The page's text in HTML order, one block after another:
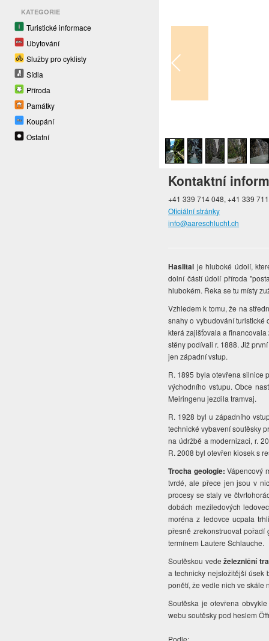
KATEGORIE
Turistické informace
Ubytování
Služby pro cyklisty
Sídla
Příroda
Památky
Koupání
Ostatní
Kontaktní
+41 339 714 048, +41 339
Oficiální stránky
info@aareschlucht.ch
Haslital je hluboké údolí,
dolní částí údolí příroda
hlubokém. Řeka se tu místy
Vzhledem k tomu, že na
snahy o vybudování turistické
která zajišťovala a financovala
stěny podívali r. 1888. Již
jen západní vstup.
R. 1895 byla otevřena silnice
východního vstupu. Obce
Meiringenu jezdila tramvaj.
R. 1928 byl u západního
technické vybavení soutěsky
na údržbě a modernizaci, r.
R. 2008 byl otevřen kiosek s
Trocha geologie:Vápencový
tvrdé, ale přece jen jsou v
procesy se staly ve
dobách meziledových
moréna z ledovce ucpala
přesně zrekonstruovat
termínem Lautere Schlauche.
Soutěskou vedeželezniční
a technicky nejsložitější úsek
ponětí, že vedle nich ve skále
Soutěska je otevřena
webu soutěsky pod heslem